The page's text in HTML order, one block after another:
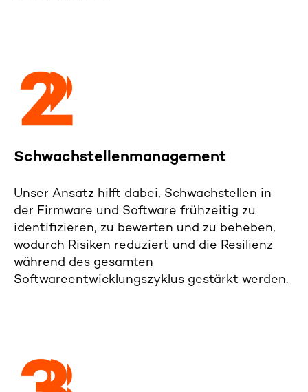
Schwachstellenmanagement
Unser Ansatz hilft dabei, Schwachstellen in
der Firmware und Software frühzeitig zu
identifizieren, zu bewerten und zu beheben,
wodurch Risiken reduziert und die Resilienz
während des gesamten
Softwareentwicklungszyklus gestärkt werden.